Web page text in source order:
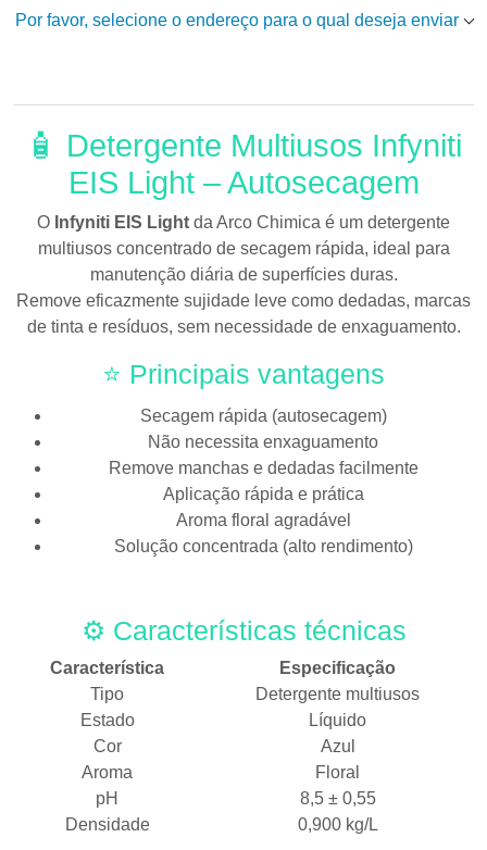
Por favor, selecione o endereço para o qual deseja enviar
🧴 Detergente Multiusos Infyniti
EIS Light – Autosecagem
O Infyniti EIS Light da Arco Chimica é um detergente
multiusos concentrado de secagem rápida, ideal para
manutenção diária de superfícies duras.
Remove eficazmente sujidade leve como dedadas, marcas
de tinta e resíduos, sem necessidade de enxaguamento.
⭐ Principais vantagens
Secagem rápida (autosecagem)
Não necessita enxaguamento
Remove manchas e dedadas facilmente
Aplicação rápida e prática
Aroma floral agradável
Solução concentrada (alto rendimento)
⚙️ Características técnicas
Característica
Especificação
Tipo
Detergente multiusos
Estado
Líquido
Cor
Azul
Aroma
Floral
pH
8,5 ± 0,55
Densidade
0,900 kg/L